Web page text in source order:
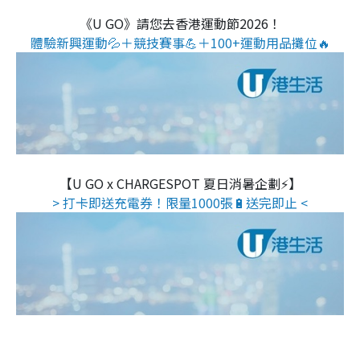
《U GO》請您去香港運動節2026！
體驗新興運動💦＋競技賽事💪＋100+運動用品攤位🔥
【U GO x CHARGESPOT 夏日消暑企劃⚡】
> 打卡即送充電券！限量1000張🔋送完即止 <